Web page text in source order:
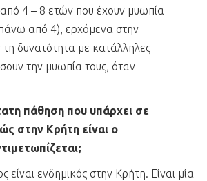
από 4 – 8 ετών που έχουν μυωπία
από 4), ερχόμενα στην
δυνατότητα με κατάλληλες
την μυωπία τους, όταν
πάθηση που υπάρχει σε
στην Κρήτη είναι ο
ενδημικός στην Κρήτη. Είναι μία